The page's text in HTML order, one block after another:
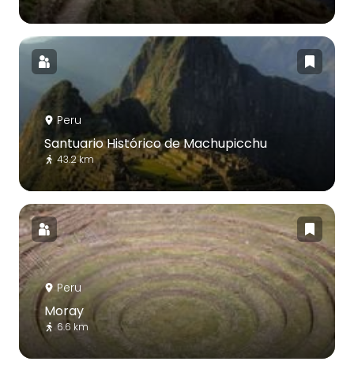
Peru
Santuario Histórico de Machupicchu
43.2 km
Peru
Moray
6.6 km